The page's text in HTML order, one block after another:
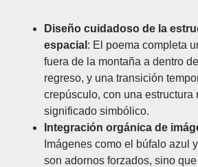
Diseño cuidadoso de la
espacial : El poema completa
fuera de la montaña a dentro
regreso, y una transición
crepúsculo, con una estructura
significado simbólico.
Integración orgánica de
Imágenes como el búfalo azul
son adornos forzados, sino